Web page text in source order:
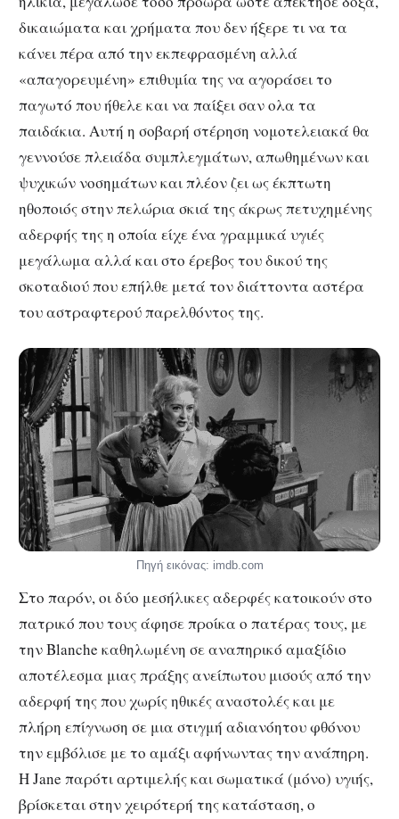
δικαιώματα και χρήματα που δεν ήξερε τι να τα
κάνει πέρα από την εκπεφρασμένη αλλά
«απαγορευμένη» επιθυμία της να αγοράσει το
παγωτό που ήθελε και να παίξει σαν ολα τα
παιδάκια. Αυτή η σοβαρή στέρηση νομοτελειακά θα
γεννούσε πλειάδα συμπλεγμάτων, απωθημένων και
ψυχικών νοσημάτων και πλέον ζει ως έκπτωτη
ηθοποιός στην πελώρια σκιά της άκρως πετυχημένης
αδερφής της η οποία είχε ένα γραμμικά υγιές
μεγάλωμα αλλά και στο έρεβος του δικού της
σκοταδιού που επήλθε μετά τον διάττοντα αστέρα
του αστραφτερού παρελθόντος της.
Πηγή εικόνας: imdb.com
Στο παρόν, οι δύο μεσήλικες αδερφές κατοικούν στο
πατρικό που τους άφησε προίκα ο πατέρας τους, με
την Blanche καθηλωμένη σε αναπηρικό αμαξίδιο
αποτέλεσμα μιας πράξης ανείπωτου μισούς από την
αδερφή της που χωρίς ηθικές αναστολές και με
πλήρη επίγνωση σε μια στιγμή αδιανόητου φθόνου
την εμβόλισε με το αμάξι αφήνωντας την ανάπηρη.
H Jane παρότι αρτιμελής και σωματικά (μόνο) υγιής,
βρίσκεται στην χειρότερή της κατάσταση, ο